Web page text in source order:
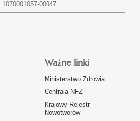
1070001057-00047
Ważne linki
Ministerstwo Zdrowia
Centrala NFZ
Krajowy Rejestr
Nowotworów